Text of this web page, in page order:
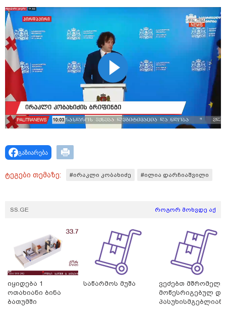
გაორმაგებული ინტერნეტი
11:08 / 06-08-2026
სოცქსელებიდან ჩამოტვირთულ არასრულწლოვანთა
გაზიარება
ტეგები თემაზე: #ირაკლი კობახიძე #ილია დარჩიაშვილი
SS.GE როგორ მოხვდე აქ
იყიდება 1
ოთახიანი ბინა
ბათუმში
საწარმოს მუშა
ვეძებთ მშრომელ.
მოწესრიგებულ და
პასუხისმგებლიან